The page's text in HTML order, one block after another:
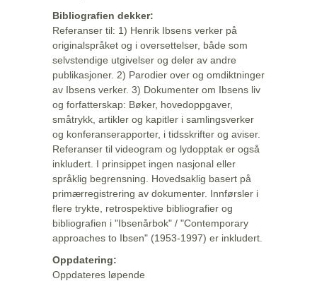
Bibliografien dekker:
Referanser til: 1) Henrik Ibsens verker på
originalspråket og i oversettelser, både som
selvstendige utgivelser og deler av andre
publikasjoner. 2) Parodier over og omdiktninger
av Ibsens verker. 3) Dokumenter om Ibsens liv
og forfatterskap: Bøker, hovedoppgaver,
småtrykk, artikler og kapitler i samlingsverker
og konferanserapporter, i tidsskrifter og aviser.
Referanser til videogram og lydopptak er også
inkludert. I prinsippet ingen nasjonal eller
språklig begrensning. Hovedsaklig basert på
primærregistrering av dokumenter. Innførsler i
flere trykte, retrospektive bibliografier og
bibliografien i "Ibsenårbok" / "Contemporary
approaches to Ibsen" (1953-1997) er inkludert.
Oppdatering:
Oppdateres løpende